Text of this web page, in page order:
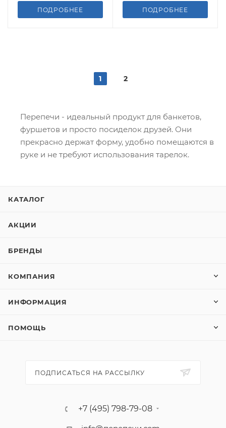
ПОДРОБНЕЕ ПОДРОБНЕЕ
1 2
Перепечи - идеальный продукт для банкетов,
фуршетов и просто посиделок друзей. Они
прекрасно держат форму, удобно помещаются в
руке и не требуют использования тарелок.
КАТАЛОГ
АКЦИИ
БРЕНДЫ
КОМПАНИЯ
ИНФОРМАЦИЯ
ПОМОЩЬ
ПОДПИСАТЬСЯ НА РАССЫЛКУ
+7 (495) 798-79-08